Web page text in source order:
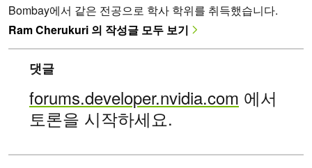
Bombay에서 같은 전공으로 학사 학위를 취득했습니다.
Ram Cherukuri 의 작성글 모두 보기
댓글
forums.developer.nvidia.com 에서
토론을 시작하세요.